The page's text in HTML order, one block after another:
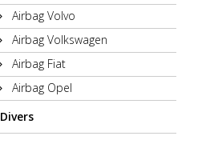
Airbag Volvo
Airbag Volkswagen
Airbag Fiat
Airbag Opel
Divers